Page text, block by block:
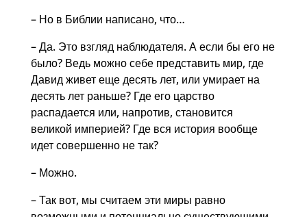
– Но в Библии написано, что…
– Да. Это взгляд наблюдателя. А если бы его не
было? Ведь можно себе представить мир, где
Давид живет еще десять лет, или умирает на
десять лет раньше? Где его царство
распадается или, напротив, становится
великой империей? Где вся история вообще
идет совершенно не так?
– Можно.
– Так вот, мы считаем эти миры равно